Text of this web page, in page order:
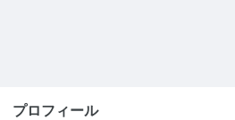
プロフィール